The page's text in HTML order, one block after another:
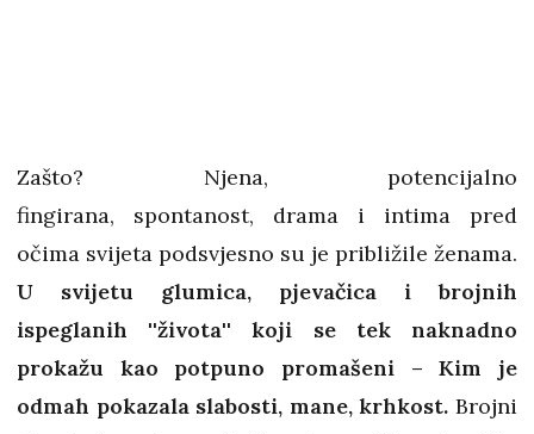
Zašto? Njena, potencijalno
fingirana, spontanost, drama i intima pred
očima svijeta podsvjesno su je približile ženama.
U svijetu glumica, pjevačica i brojnih
ispeglanih ''života'' koji se tek naknadno
prokažu kao potpuno promašeni – Kim je
odmah pokazala slabosti, mane, krhkost. Brojni